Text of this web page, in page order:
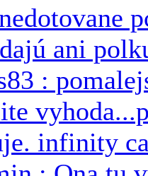
ani
:
infinity